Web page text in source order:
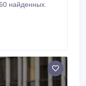
найденных.